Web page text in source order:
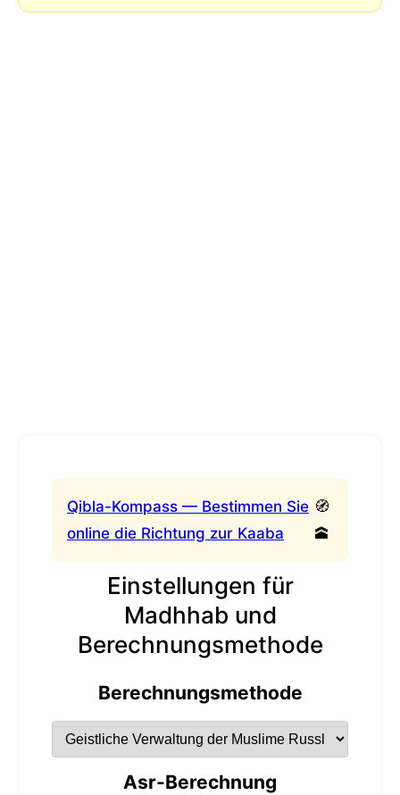
Qibla-Kompass — Bestimmen Sie
online die Richtung zur Kaaba
🧭
🕋
Einstellungen für
Madhhab und
Berechnungsmethode
Berechnungsmethode
Asr-Berechnung